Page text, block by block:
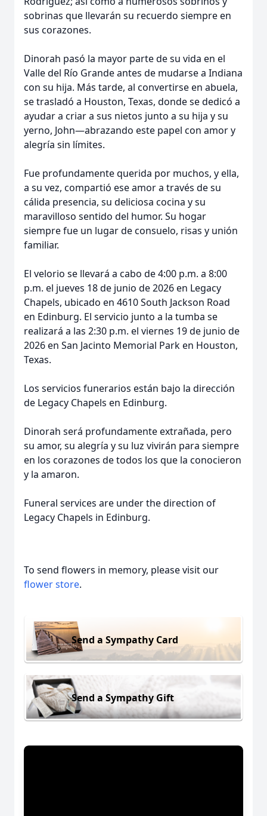
sobrinas que llevarán su recuerdo siempre en
sus corazones.
Dinorah pasó la mayor parte de su vida en el
Valle del Río Grande antes de mudarse a Indiana
con su hija. Más tarde, al convertirse en abuela,
se trasladó a Houston, Texas, donde se dedicó a
ayudar a criar a sus nietos junto a su hija y su
yerno, John—abrazando este papel con amor y
alegría sin límites.
Fue profundamente querida por muchos, y ella,
a su vez, compartió ese amor a través de su
cálida presencia, su deliciosa cocina y su
maravilloso sentido del humor. Su hogar
siempre fue un lugar de consuelo, risas y unión
familiar.
El velorio se llevará a cabo de 4:00 p.m. a 8:00
p.m. el jueves 18 de junio de 2026 en Legacy
Chapels, ubicado en 4610 South Jackson Road
en Edinburg. El servicio junto a la tumba se
realizará a las 2:30 p.m. el viernes 19 de junio de
2026 en San Jacinto Memorial Park en Houston,
Texas.
Los servicios funerarios están bajo la dirección
de Legacy Chapels en Edinburg.
Dinorah será profundamente extrañada, pero
su amor, su alegría y su luz vivirán para siempre
en los corazones de todos los que la conocieron
y la amaron.
Funeral services are under the direction of
Legacy Chapels in Edinburg.
To send flowers in memory, please visit our
flower store.
Send a Sympathy Card
Send a Sympathy Gift